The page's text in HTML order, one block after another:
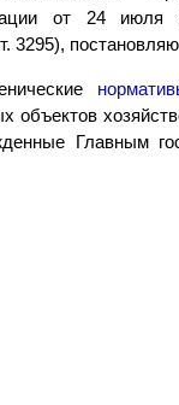
от 24
3295),
Главным